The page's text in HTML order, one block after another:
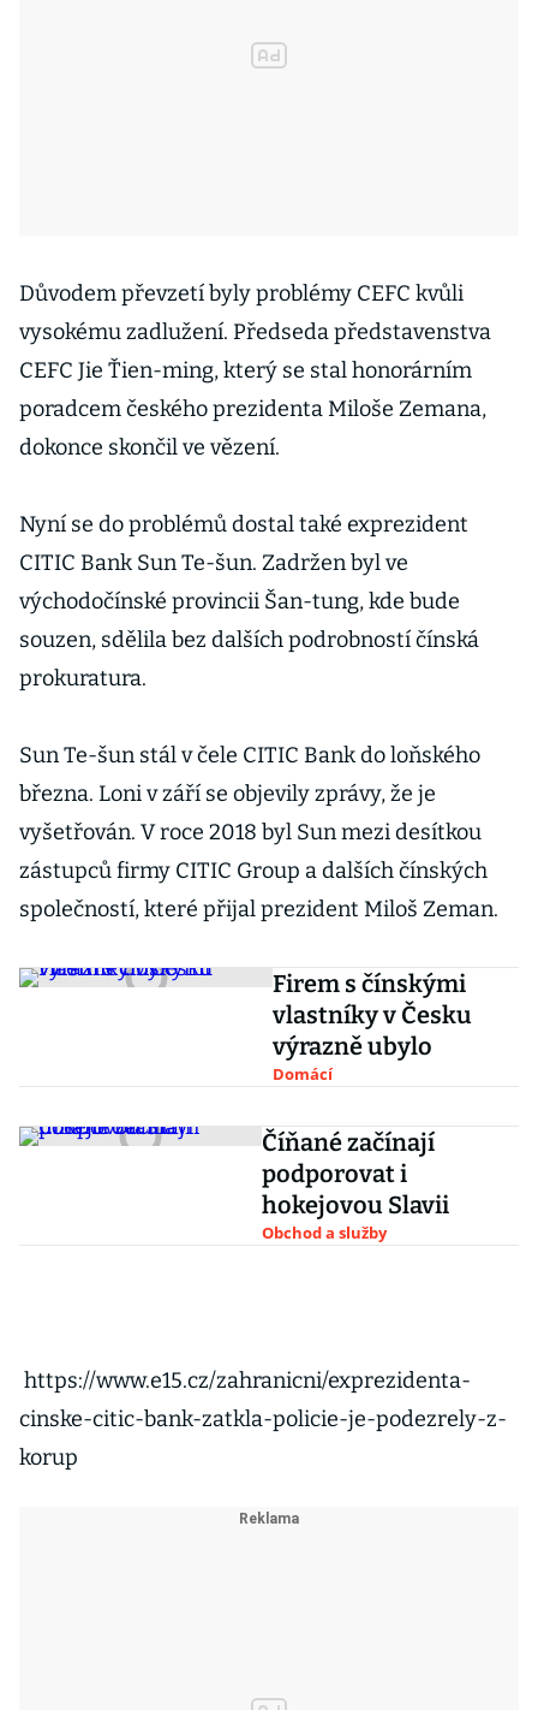
Důvodem převzetí byly problémy CEFC kvůli
vysokému zadlužení. Předseda představenstva
CEFC Jie Ťien-ming, který se stal honorárním
poradcem českého prezidenta Miloše Zemana,
dokonce skončil ve vězení.
Nyní se do problémů dostal také exprezident
CITIC Bank Sun Te-šun. Zadržen byl ve
východočínské provincii Šan-tung, kde bude
souzen, sdělila bez dalších podrobností čínská
prokuratura.
Sun Te-šun stál v čele CITIC Bank do loňského
března. Loni v září se objevily zprávy, že je
vyšetřován. V roce 2018 byl Sun mezi desítkou
zástupců firmy CITIC Group a dalších čínských
společností, které přijal prezident Miloš Zeman.
Firem s čínskými
vlastníky v Česku
výrazně ubylo
Domácí
Číňané začínají
podporovat i
hokejovou Slavii
Obchod a služby
https://www.e15.cz/zahranicni/exprezidenta-
cinske-citic-bank-zatkla-policie-je-podezrely-z-
korup